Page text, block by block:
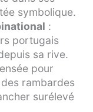
symbolique.
:
portugais
sa rive.
pour
rambardes
surélevé